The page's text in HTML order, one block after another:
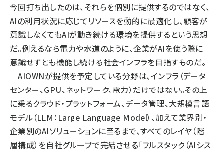
今回打ち出したのは、それらを個別に提供するのではなく、
AIの利用状況に応じてリソースを動的に最適化し、顧客が
意識しなくてもAIが動き続ける環境を提供するという思想
だ。例えるなら電力や水道のように、企業がAIを使う際に
意識せずとも機能し続ける社会インフラを目指すものだ。
AIOWNが提供を予定している分野は、インフラ（データ
センター、GPU、ネットワーク、電力）だけではない。その上
に乗るクラウド・プラットフォーム、データ管理、大規模言語
モデル（LLM：Large Language Model）、加えて業界別・
企業別のAIソリューションに至るまで、すべてのレイヤ（階
層構成）を自社グループで完結させる「フルスタック（AIシス